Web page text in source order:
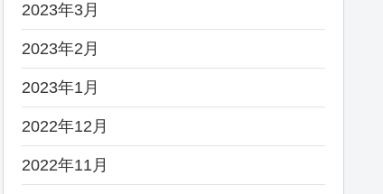
2023年3月
2023年2月
2023年1月
2022年12月
2022年11月